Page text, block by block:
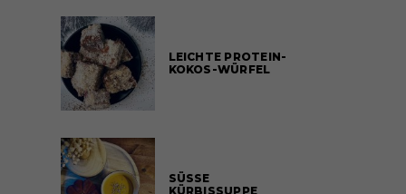
LEICHTE PROTEIN-
KOKOS-WÜRFEL
SÜSSE
KÜRBISSUPPE